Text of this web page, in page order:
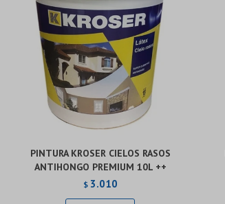
PINTURA KROSER CIELOS RASOS
ANTIHONGO PREMIUM 10L ++
$ 3.010